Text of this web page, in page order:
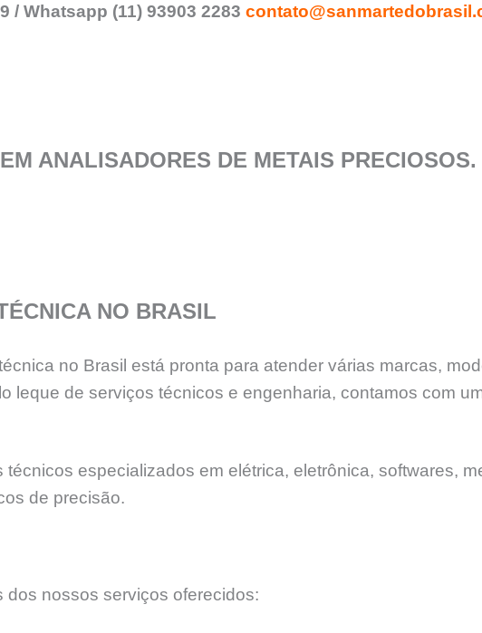
/ Whatsapp (11) 93903 2283
ANALISADORES DE METAIS PRECIOSOS.
NO BRASIL
no Brasil está pronta para atender várias marcas,
leque de serviços técnicos e engenharia, contamos com
técnicos especializados em elétrica, eletrônica, softwares,
de precisão.
dos nossos serviços oferecidos: